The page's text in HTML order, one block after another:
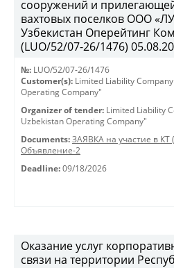
сооружений и
вахтовых поселков ООО
Узбекистан Оперейтинг
(LUO/52/07-26/1476)
№: LUO/52/07-26/1476
Customer(s): Limited Liability
Operating Company"
Organizer of tender: Limited Liability
Uzbekistan Operating Company"
Documents: ЗАЯВКА на участие в КТ
Объявление-2
Deadline: 09/18/2026
Оказание услуг
связи на территории